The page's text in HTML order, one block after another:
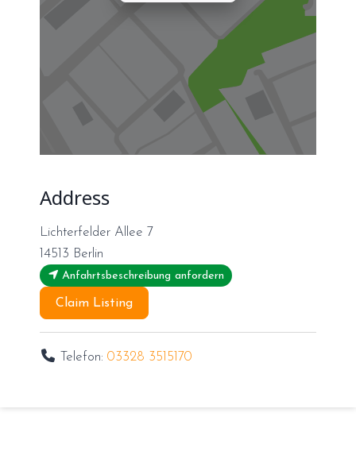
Address
Lichterfelder Allee 7
14513 Berlin
Anfahrtsbeschreibung anfordern
Claim Listing
Telefon:03328 3515170